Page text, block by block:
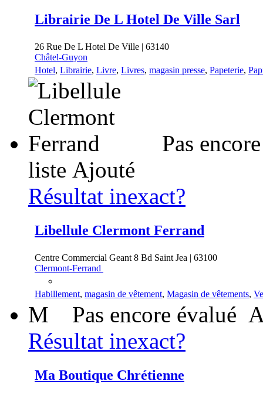
Librairie De L Hotel De Ville Sarl
26 Rue De L Hotel De Ville | 63140
Châtel-Guyon
Hotel, Librairie, Livre, Livres, magasin presse, Papeterie,
Pas
liste Ajouté
Résultat inexact?
Libellule Clermont Ferrand
Centre Commercial Geant 8 Bd Saint Jea | 63100
Clermont-Ferrand
Habillement, magasin de vêtement, Magasin de vêtements,
M Pas encore évalué
Résultat inexact?
Ma Boutique Chrétienne